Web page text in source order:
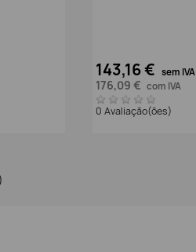
143,16 € sem IVA
176,09 € com IVA
0 Avaliação(ões)